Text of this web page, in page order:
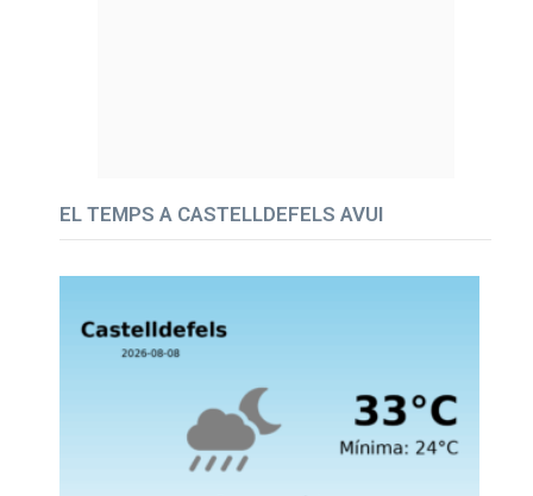
EL TEMPS A CASTELLDEFELS AVUI